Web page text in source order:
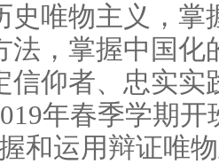
史唯物主义，掌
法，掌握中国
信仰者、忠实实
年春季学期
和运用辩证唯